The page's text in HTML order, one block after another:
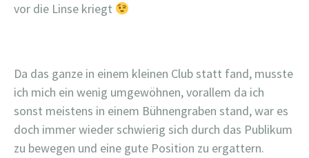
vor die Linse kriegt
Da das ganze in einem kleinen Club statt fand, musste
ich mich ein wenig umgewöhnen, vorallem da ich
sonst meistens in einem Bühnengraben stand, war es
doch immer wieder schwierig sich durch das Publikum
zu bewegen und eine gute Position zu ergattern.